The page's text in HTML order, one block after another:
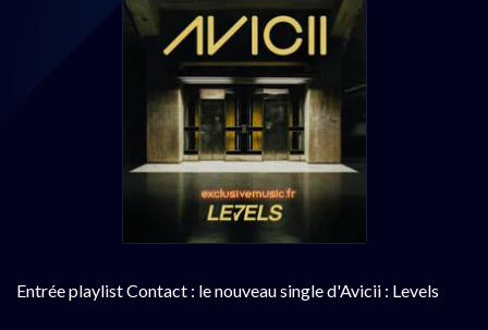
Entrée playlist Contact : le nouveau single d'Avicii : Levels